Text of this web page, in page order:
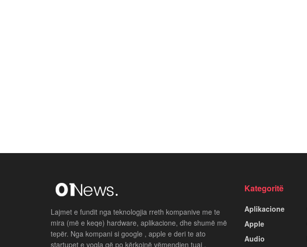
Lajmet e fundit nga teknologjia rreth kompanive me te
mira (më e keqe) hardware, aplikacione, dhe shumë më
tepër. Nga kompani si google , apple e deri te ato
startupet e vogla që po kërkojnë vëmendjen tuaj .
Kategoritë
Aplikacione
Apple
Audio